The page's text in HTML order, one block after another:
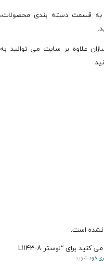
به قسمت دسته بندی محصولات،
علاوه بر سایت می توانید به
نشده است.
اولین نفری باشید که دیدگاهی را ارسال می کنید برای “لوستر L1143-8
خود شوید.